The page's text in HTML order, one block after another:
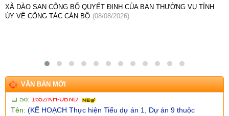
XÃ DÀO SAN CÔNG BỐ QUYẾT ĐỊNH CỦA BAN THƯỜNG VỤ TỈNH
ỦY VỀ CÔNG TÁC CÁN BỘ (08/08/2026)
VĂN BẢN MỚI
Ngày ban hành: (13/07/2026)
địa bàn xã Dào San)
Số:1652/KH-UBND
Tên:(KẾ HOẠCH Thực hiện Tiểu dự án 1, Dự án 9 thuộc
Chương trình mục tiêu quốc gia phát triển kinh tế - xã hội vùng